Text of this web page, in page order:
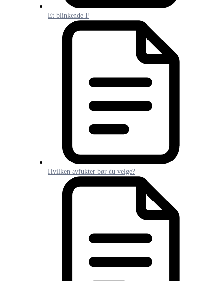
Et blinkende F
Hvilken avfukter bør du velge?